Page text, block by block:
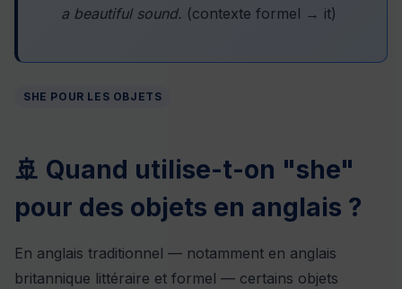
a beautiful sound. (contexte formel → it)
SHE POUR LES OBJETS
🚢 Quand utilise-t-on "she"
pour des objets en anglais ?
En anglais traditionnel — notamment en anglais
britannique littéraire et formel — certains objets